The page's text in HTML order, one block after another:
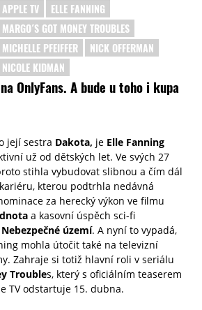
APPLE TV
ELLE FANNING
MARGO´S GOT MONEY TROUBLES
MICHELLE PFEIFFER
NICK OFFERMAN
NICOLE KIDMAN
OnlyFans. A bude u toho i kupa
její sestra Dakota, je Elle Fanning
už od dětských let. Ve svých 27
stihla vybudovat slibnou a čím dál
kterou podtrhla nedávná
za herecký výkon ve filmu
a kasovní úspěch sci-fi
území. A nyní to vypadá,
mohla útočit také na televizní
Zahraje si totiž hlavní roli v seriálu
Troubles, který s oficiálním teaserem
TV odstartuje 15. dubna.